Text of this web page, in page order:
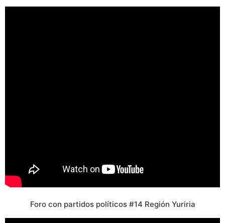
Foro con partidos políticos #14 Región Yuriria